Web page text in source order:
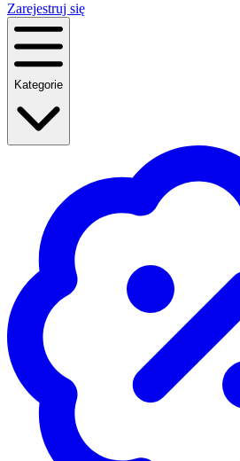
Zarejestruj się
Kategorie